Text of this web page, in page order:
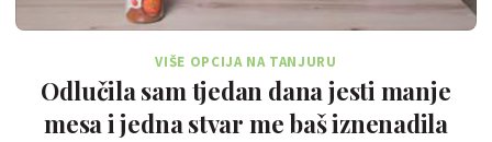
VIŠE OPCIJA NA TANJURU
Odlučila sam tjedan dana jesti manje
mesa i jedna stvar me baš iznenadila